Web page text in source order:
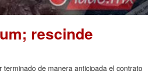
rescinde
de manera anticipada el contrato